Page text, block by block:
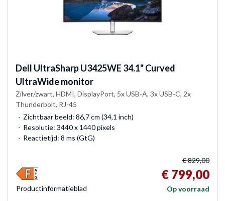
Dell UltraSharp U3425WE 34.1" Curved
UltraWide monitor
Zilver/zwart, HDMI, DisplayPort, 5x USB-A, 3x USB-C, 2x
Thunderbolt, RJ-45
Zichtbaar beeld: 86,7 cm (34,1 inch)
Resolutie: 3440 x 1440 pixels
Reactietijd: 8 ms (GtG)
€ 829,00
€ 799,00
Op voorraad
Product­informatieblad